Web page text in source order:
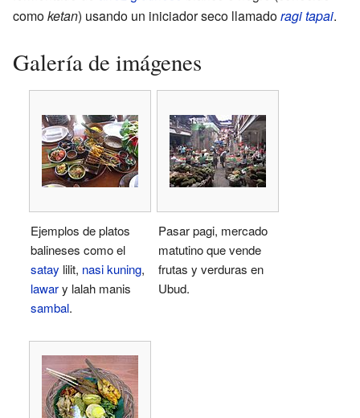
comoketan) usando un iniciador seco llamadoragi tapai.
Galería de imágenes
Ejemplos de platos
balineses como el
satay lilit, nasi kuning,
lawary lalah manis
sambal.
Pasar pagi, mercado
matutino que vende
frutas y verduras en
Ubud.